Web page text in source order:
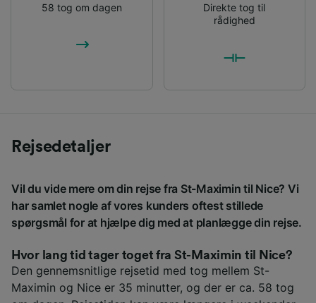
58 tog om dagen
Direkte tog til
rådighed
Rejsedetaljer
Vil du vide mere om din rejse fra St-Maximin til Nice? Vi
har samlet nogle af vores kunders oftest stillede
spørgsmål for at hjælpe dig med at planlægge din rejse.
Hvor lang tid tager toget fra St-Maximin til Nice?
Den gennemsnitlige rejsetid med tog mellem St-
Maximin og Nice er 35 minutter, og der er ca. 58 tog